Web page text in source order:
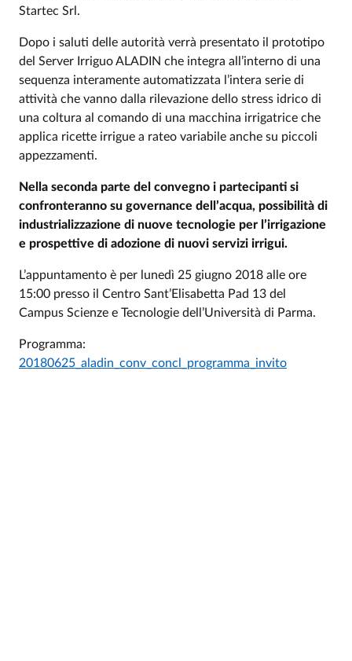
Startec Srl.
Dopo i saluti delle autorità verrà presentato il prototipo
del Server Irriguo ALADIN che integra all’interno di una
sequenza interamente automatizzata l’intera serie di
attività che vanno dalla rilevazione dello stress idrico di
una coltura al comando di una macchina irrigatrice che
applica ricette irrigue a rateo variabile anche su piccoli
appezzamenti.
Nella seconda parte del convegno i partecipanti si
confronteranno su governance dell’acqua, possibilità di
industrializzazione di nuove tecnologie per l’irrigazione
e prospettive di adozione di nuovi servizi irrigui.
L’appuntamento è per lunedì 25 giugno 2018 alle ore
15:00 presso il Centro Sant’Elisabetta Pad 13 del
Campus Scienze e Tecnologie dell’Università di Parma.
Programma:
20180625_aladin_conv_concl_programma_invito